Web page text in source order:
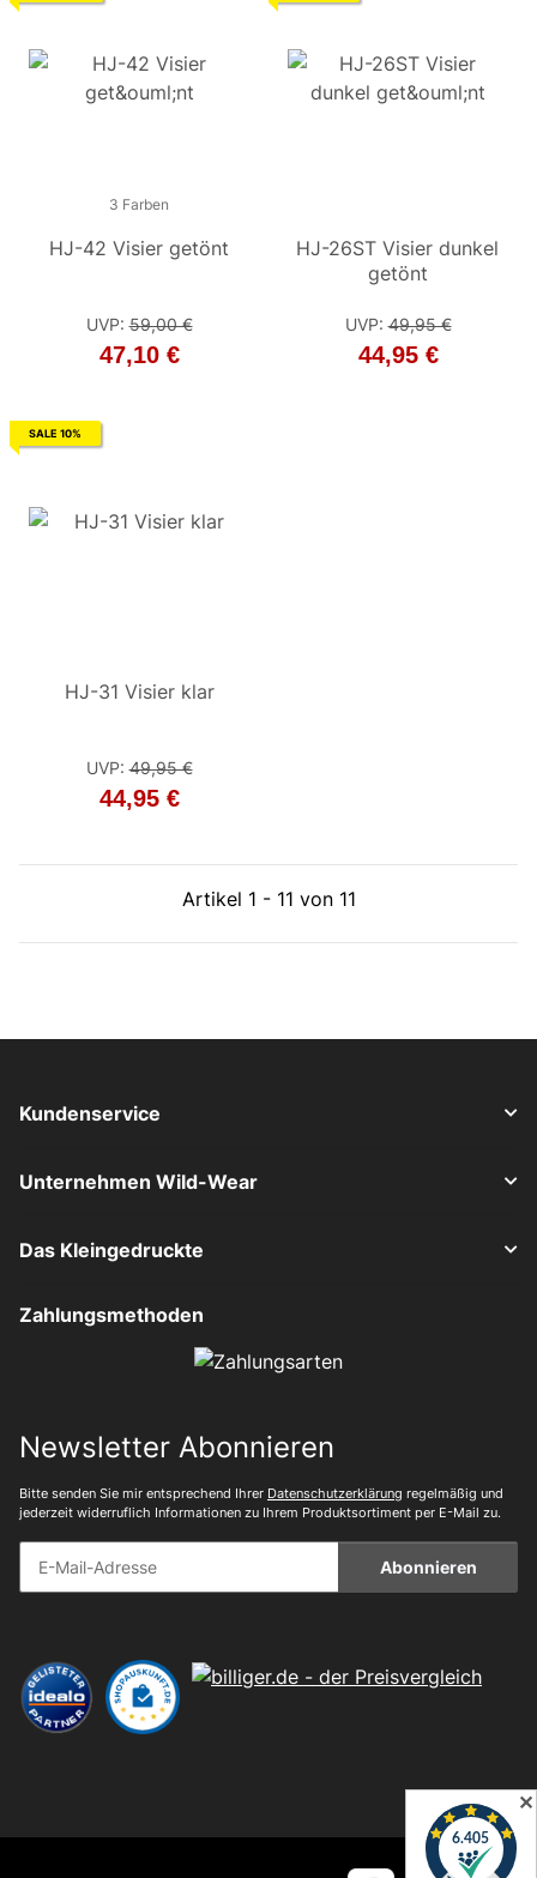
3 Farben
HJ-42 Visier getönt
UVP:59,00 €
47,10 €
HJ-42 Visier silber
UVP:79,00 €
71,10 €
HJ-26ST Visier dunkel
getönt
UVP:49,95 €
44,95 €
SALE 10%
HJ-31 Visier klar
UVP:49,95 €
44,95 €
Artikel 1 - 11 von 11
Kundenservice
Unternehmen Wild-Wear
Das Kleingedruckte
Zahlungsmethoden
Newsletter Abonnieren
Bitte senden Sie mir entsprechend Ihrer Datenschutzerklärung regelmäßig und
jederzeit widerruflich Informationen zu Ihrem Produktsortiment per E-Mail zu.
Abonnieren
✕